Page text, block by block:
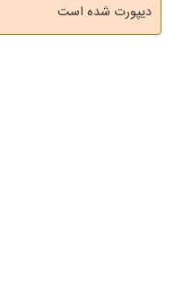
دیپورت شده است